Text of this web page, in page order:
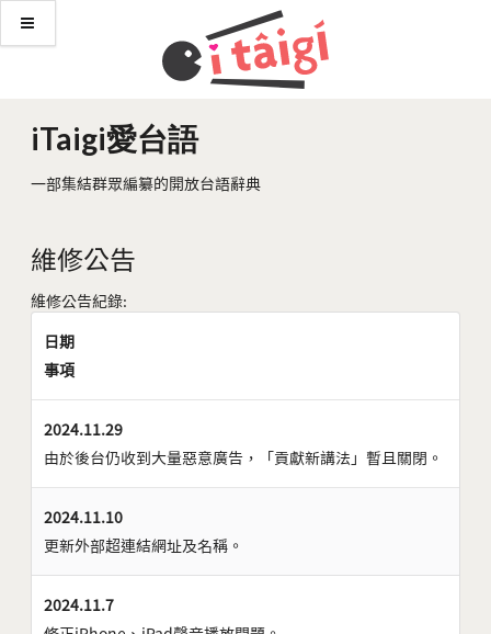
iTaigi愛台語
一部集結群眾編纂的開放台語辭典
維修公告
維修公告紀錄:
日期
事項
2024.11.29
由於後台仍收到大量惡意廣告，「貢獻新講法」暫且關閉。
2024.11.10
更新外部超連結網址及名稱。
2024.11.7